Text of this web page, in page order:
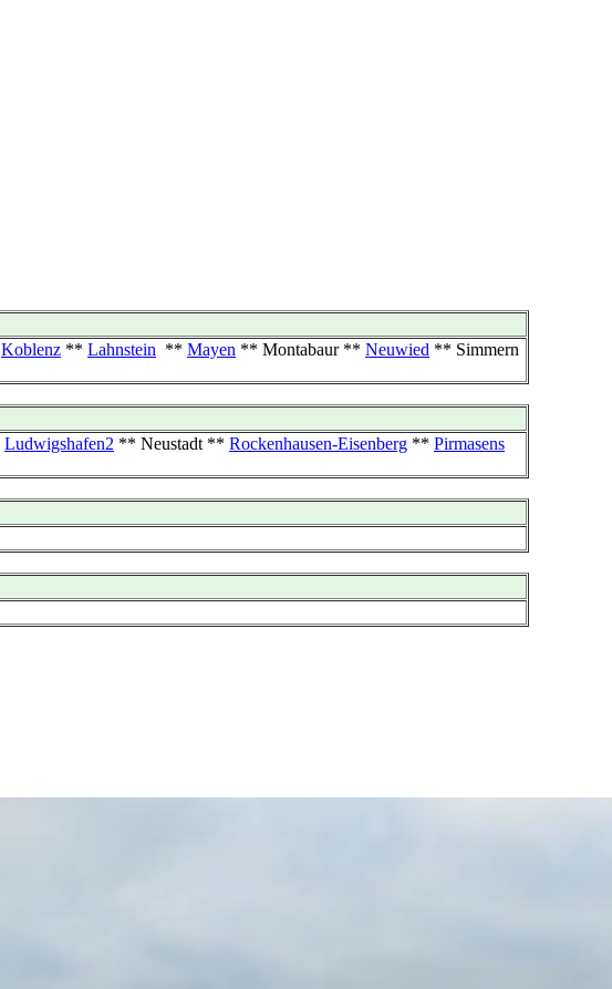
Koblenz ** Lahnstein ** Mayen ** Montabaur ** Neuwied ** Simmern
Ludwigshafen2 ** Neustadt ** Rockenhausen-Eisenberg ** Pirmasens